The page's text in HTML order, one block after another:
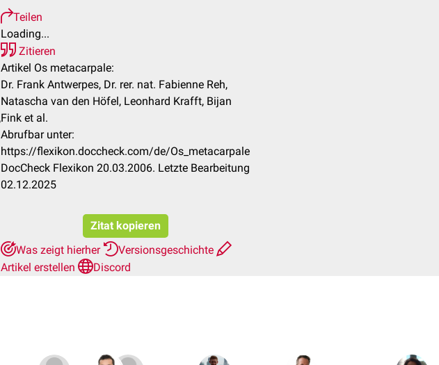
Teilen
Loading...
Zitieren
Artikel Os metacarpale:
Dr. Frank Antwerpes, Dr. rer. nat. Fabienne Reh,
Natascha van den Höfel, Leonhard Krafft, Bijan
Fink et al.
Abrufbar unter:
https://flexikon.doccheck.com/de/Os_metacarpale
DocCheck Flexikon 20.03.2006. Letzte Bearbeitung
02.12.2025
Zitat kopieren
Was zeigt hierher
Versionsgeschichte
Artikel erstellen
Discord